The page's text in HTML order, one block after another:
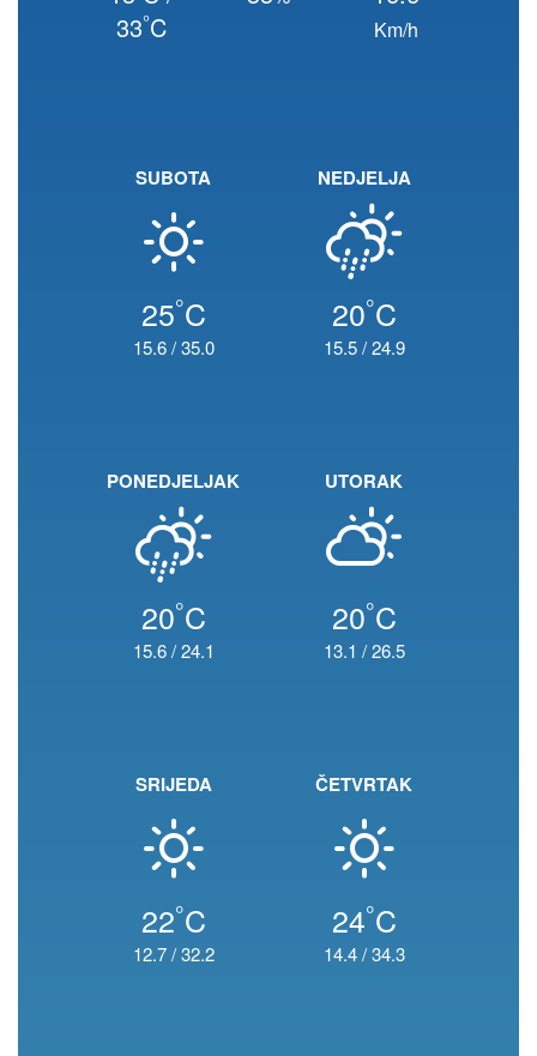
33°C Km/h
SUBOTA
25°C
15.6/35.0
NEDJELJA
20°C
15.5/24.9
PONEDJELJAK
20°C
15.6/24.1
UTORAK
20°C
13.1 /26.5
SRIJEDA
22°C
12.7/32.2
ČETVRTAK
24°C
14.4/34.3